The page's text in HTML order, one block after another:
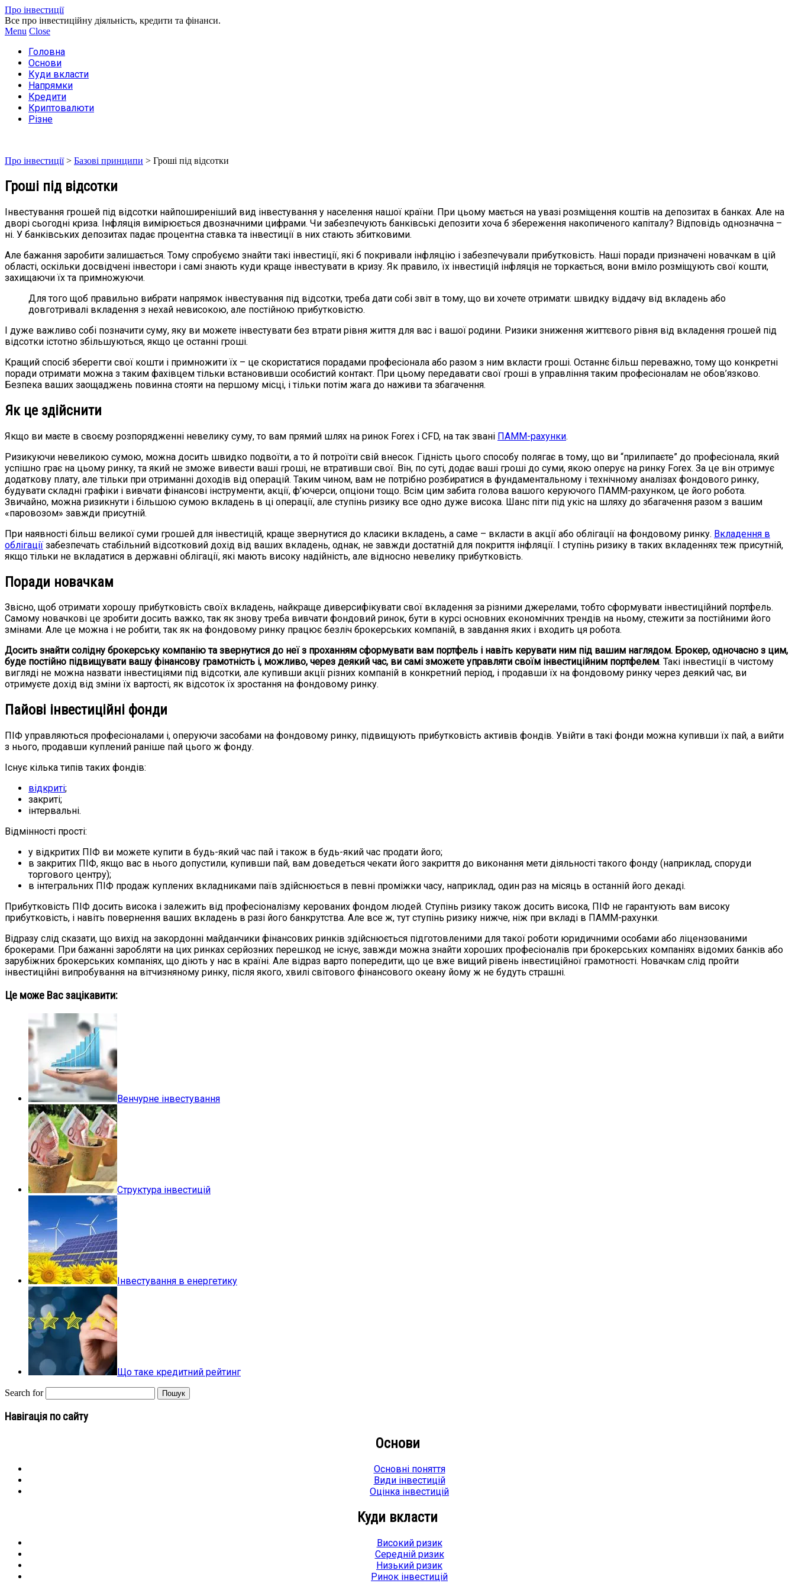
Про інвестиції
Все про інвестиційну діяльність, кредити та фінанси.
Menu Close
Головна
Основи
Куди вкласти
Напрямки
Кредити
Криптовалюти
Різне
Про інвестиції> Базові принципи > Гроші під відсотки
Гроші під відсотки
Інвестування грошей під відсотки найпоширеніший вид інвестування у населення нашої країни. При цьому мається на увазі розміщення коштів на депозитах в банках. Але на
дворі сьогодні криза. Інфляція вимірюється двозначними цифрами. Чи забезпечують банківські депозити хоча б збереження накопиченого капіталу? Відповідь однозначна –
ні. У банківських депозитах падає процентна ставка та інвестиції в них стають збитковими.
Але бажання заробити залишається. Тому спробуємо знайти такі інвестиції, які б покривали інфляцію і забезпечували прибутковість. Наші поради призначені новачкам в цій
області, оскільки досвідчені інвестори і самі знають куди краще інвестувати в кризу. Як правило, їх інвестицій інфляція не торкається, вони вміло розміщують свої кошти,
захищаючи їх та примножуючи.
Для того щоб правильно вибрати напрямок інвестування під відсотки, треба дати собі звіт в тому, що ви хочете отримати: швидку віддачу від вкладень або
довготривалі вкладення з нехай невисокою, але постійною прибутковістю.
І дуже важливо собі позначити суму, яку ви можете інвестувати без втрати рівня життя для вас і вашої родини. Ризики зниження життєвого рівня від вкладення грошей під
відсотки істотно збільшуються, якщо це останні гроші.
Кращий спосіб зберегти свої кошти і примножити їх – це скористатися порадами професіонала або разом з ним вкласти гроші. Останнє більш переважно, тому що конкретні
поради отримати можна з таким фахівцем тільки встановивши особистий контакт. При цьому передавати свої гроші в управління таким професіоналам не обов’язково.
Безпека ваших заощаджень повинна стояти на першому місці, і тільки потім жага до наживи та збагачення.
Як це здійснити
Якщо ви маєте в своєму розпорядженні невелику суму, то вам прямий шлях на ринок Forex і CFD, на так звані ПАММ-рахунки.
Ризикуючи невеликою сумою, можна досить швидко подвоїти, а то й потроїти свій внесок. Гідність цього способу полягає в тому, що ви “прилипаєте” до професіонала, який
успішно грає на цьому ринку, та який не зможе вивести ваші гроші, не втративши свої. Він, по суті, додає ваші гроші до суми, якою оперує на ринку Forex. За це він отримує
додаткову плату, але тільки при отриманні доходів від операцій. Таким чином, вам не потрібно розбиратися в фундаментальному і технічному аналізах фондового ринку,
будувати складні графіки і вивчати фінансові інструменти, акції, ф’ючерси, опціони тощо. Всім цим забита голова вашого керуючого ПАММ-рахунком, це його робота.
Звичайно, можна ризикнути і більшою сумою вкладень в ці операції, але ступінь ризику все одно дуже висока. Шанс піти під укіс на шляху до збагачення разом з вашим
«паровозом» завжди присутній.
При наявності більш великої суми грошей для інвестицій, краще звернутися до класики вкладень, а саме – вкласти в акції або облігації на фондовому ринку. Вкладення в
облігації забезпечать стабільний відсотковий дохід від ваших вкладень, однак, не завжди достатній для покриття інфляції. І ступінь ризику в таких вкладеннях теж присутній,
якщо тільки не вкладатися в державні облігації, які мають високу надійність, але відносно невелику прибутковість.
Поради новачкам
Звісно, щоб отримати хорошу прибутковість своїх вкладень, найкраще диверсифікувати свої вкладення за різними джерелами, тобто сформувати інвестиційний портфель.
Самому новачкові це зробити досить важко, так як знову треба вивчати фондовий ринок, бути в курсі основних економічних трендів на ньому, стежити за постійними його
змінами. Але це можна і не робити, так як на фондовому ринку працює безліч брокерських компаній, в завдання яких і входить ця робота.
Досить знайти солідну брокерську компанію та звернутися до неї з проханням сформувати вам портфель і навіть керувати ним під вашим наглядом. Брокер, одночасно з цим,
буде постійно підвищувати вашу фінансову грамотність і, можливо, через деякий час, ви самі зможете управляти своїм інвестиційним портфелем. Такі інвестиції в чистому
вигляді не можна назвати інвестиціями під відсотки, але купивши акції різних компаній в конкретний період, і продавши їх на фондовому ринку через деякий час, ви
отримуєте дохід від зміни їх вартості, як відсоток їх зростання на фондовому ринку.
Пайові інвестиційні фонди
ПІФ управляються професіоналами і, оперуючи засобами на фондовому ринку, підвищують прибутковість активів фондів. Увійти в такі фонди можна купивши їх пай, а вийти
з нього, продавши куплений раніше пай цього ж фонду.
Існує кілька типів таких фондів:
відкриті;
закриті;
інтервальні.
Відмінності прості:
у відкритих ПІФ ви можете купити в будь-який час пай і також в будь-який час продати його;
в закритих ПІФ, якщо вас в нього допустили, купивши пай, вам доведеться чекати його закриття до виконання мети діяльності такого фонду (наприклад, споруди
торгового центру);
в інтегральних ПІФ продаж куплених вкладниками паїв здійснюється в певні проміжки часу, наприклад, один раз на місяць в останній його декаді.
Прибутковість ПІФ досить висока і залежить від професіоналізму керованих фондом людей. Ступінь ризику також досить висока, ПІФ не гарантують вам високу
прибутковість, і навіть повернення ваших вкладень в разі його банкрутства. Але все ж, тут ступінь ризику нижче, ніж при вкладі в ПАММ-рахунки.
Відразу слід сказати, що вихід на закордонні майданчики фінансових ринків здійснюється підготовленими для такої роботи юридичними особами або ліцензованими
брокерами. При бажанні заробляти на цих ринках серйозних перешкод не існує, завжди можна знайти хороших професіоналів при брокерських компаніях відомих банків або
зарубіжних брокерських компаніях, що діють у нас в країні. Але відраз варто попередити, що це вже вищий рівень інвестиційної грамотності. Новачкам слід пройти
інвестиційні випробування на вітчизняному ринку, після якого, хвилі світового фінансового океану йому ж не будуть страшні.
Це може Вас зацікавити:
Венчурне інвестування
Структура інвестицій
Інвестування в енергетику
Що таке кредитний рейтинг
Search for
Навігація по сайту
Основи
Основні поняття
Види інвестицій
Оцінка інвестицій
Куди вкласти
Високий ризик
Середній ризик
Низький ризик
Ринок інвестицій